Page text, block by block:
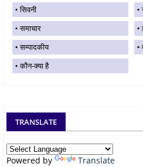
सिवनी
समाचार
सम्पादकीय
कौन-क्या है
TRANSLATE
Powered by Translate